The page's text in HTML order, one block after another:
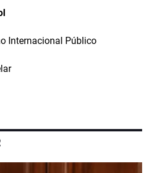
Internacional Público